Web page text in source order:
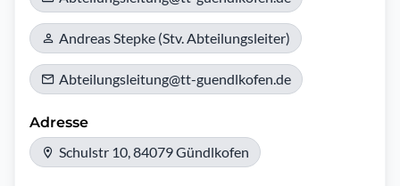
Andreas Stepke (Stv. Abteilungsleiter)
Abteilungsleitung@tt-guendlkofen.de
Adresse
Schulstr 10, 84079 Gündlkofen